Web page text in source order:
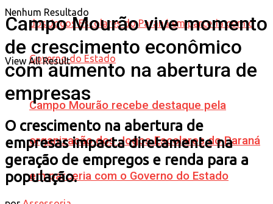
Campo Mourão recebe destaque pela
organização dos Jogos Escolares do Paraná
em parceria com o Governo do Estado
Nenhum Resultado
View All Result
Campo Mourão vive momento
de crescimento econômico
com aumento na abertura de
empresas
O crescimento na abertura de
empresas impacta diretamente na
geração de empregos e renda para a
população.